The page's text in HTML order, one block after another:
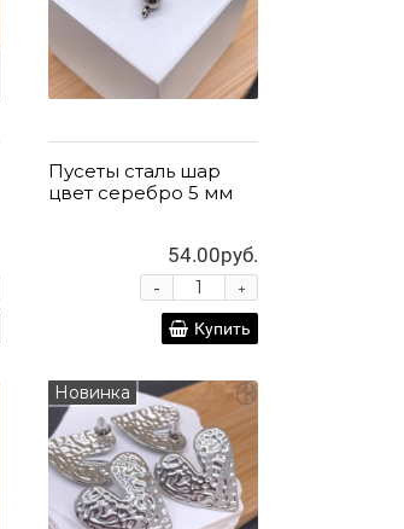
Пусеты сталь шар
цвет серебро 5 мм
54.00руб.
+
-
Купить
Новинка